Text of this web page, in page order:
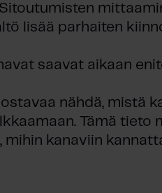
lisää parhaiten
saavat aikaan
nähdä, mistä
Tämä tieto
kanaviin